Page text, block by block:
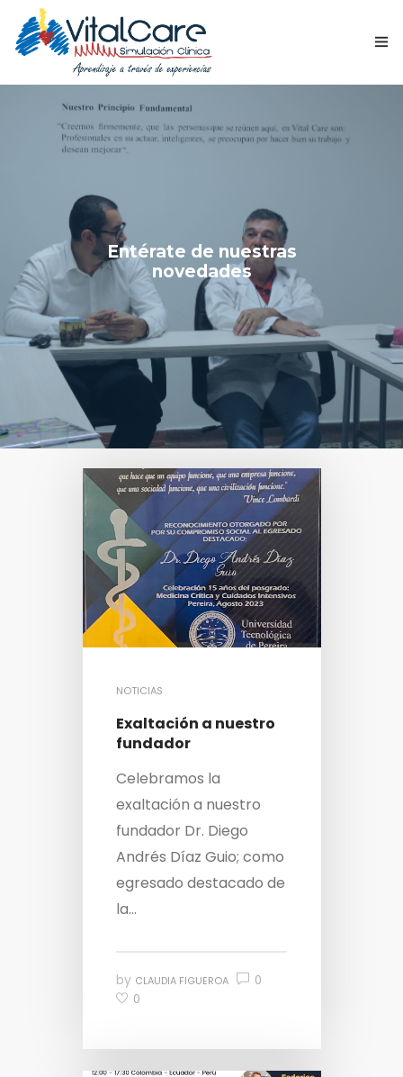
INICIO
QUIÉNES SOMOS
ACADEMIA
NUESTRO EQUIPO
CONTACTANOS
Entérate de nuestras
novedades
NOTICIAS
Exaltación a nuestro
fundador
Celebramos la
exaltación a nuestro
fundador Dr. Diego
Andrés Díaz Guio; como
egresado destacado de
la...
by CLAUDIA FIGUEROA
0
0